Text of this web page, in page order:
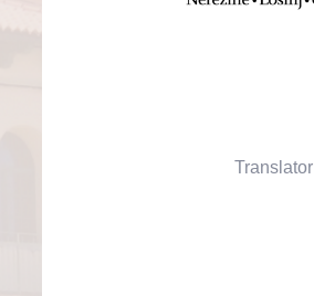
Translator